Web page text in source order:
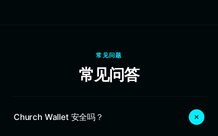
常见问题
常见问答
Church Wallet 安全吗？